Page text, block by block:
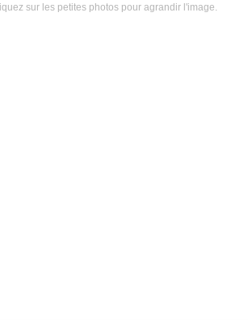
sur les petites photos pour agrandir l'image.